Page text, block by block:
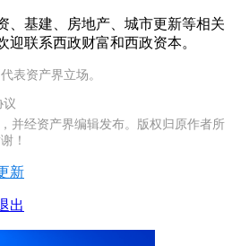
、基建、房地产、城市更新等相关
迎联系西政财富和西政资本。
表资产界立场。
议
并经资产界编辑发布。版权归原作者所
！
新
出